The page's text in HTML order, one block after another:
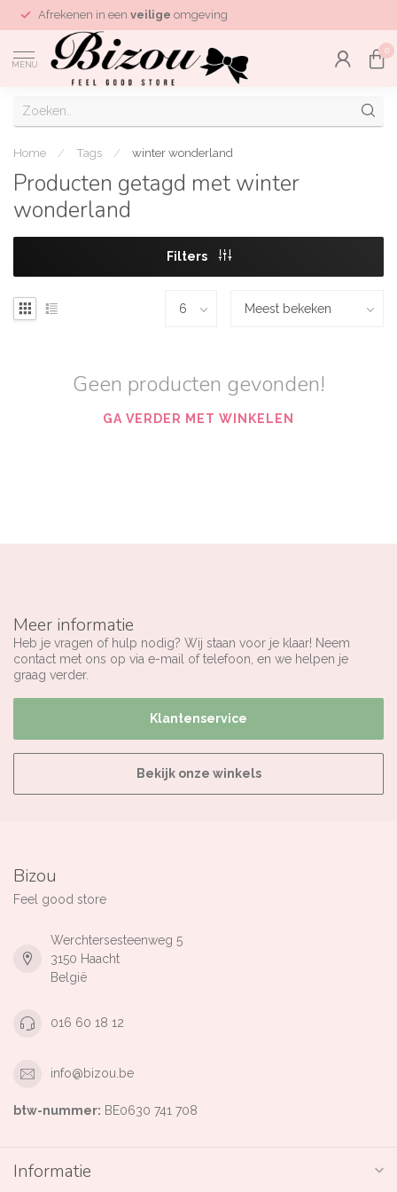
Afrekenen in een veilige omgeving
MENU
0
Home / Tags / winter wonderland
Producten getagd met winter
wonderland
Filters
Geen producten gevonden!
GA VERDER MET WINKELEN
Meer informatie
Heb je vragen of hulp nodig? Wij staan voor je klaar! Neem
contact met ons op via e-mail of telefoon, en we helpen je
graag verder.
Klantenservice
Bekijk onze winkels
Bizou
Feel good store
Werchtersesteenweg 5
3150 Haacht
België
016 60 18 12
info@bizou.be
btw-nummer: BE0630 741 708
Informatie